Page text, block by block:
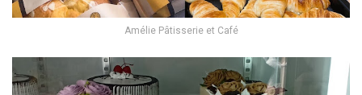
Amélie Pâtisserie et Café